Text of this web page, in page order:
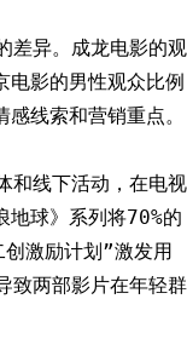
差异。成龙电影的观
电影的男性观众比例
线索和营销重点。
和线下活动，在电视
地球》系列将70%的
激励计划”激发用
致两部影片在年轻群